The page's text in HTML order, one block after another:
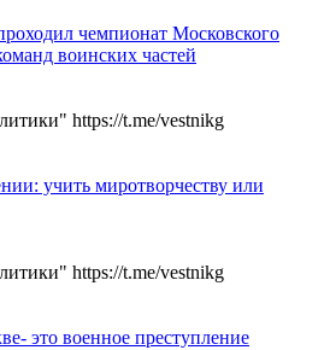
чемпионат Московского
воинских частей
https://t.me/vestnikg
учить миротворчеству или
https://t.me/vestnikg
это военное преступление